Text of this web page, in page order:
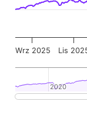
Wykres
Wykres ma 2
Wrz 2025 Lis
2020
2020